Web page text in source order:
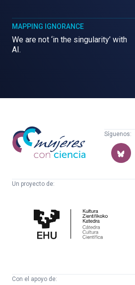
MAPPING IGNORANCE
We are not ‘in the singularity’ with
AI.
Mujeres
con
ciencia
Síguenos:
Un proyecto de:
Cultura
Científica
Con el apoyo de: